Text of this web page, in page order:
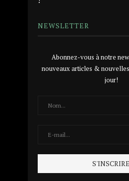
NEWSLETTER
Abonnez-vous à notre
nouveaux articles &
jour!